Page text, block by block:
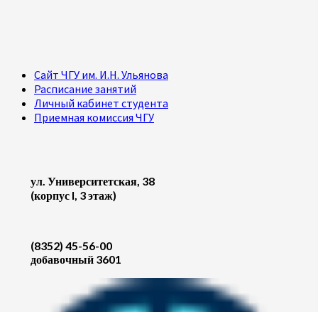
Сайт ЧГУ им. И.Н. Ульянова
Расписание занятий
Личный кабинет студента
Приемная комиссия ЧГУ
ул. Университетская, 38
(корпус I, 3 этаж)
(8352) 45-56-00
добавочный 3601